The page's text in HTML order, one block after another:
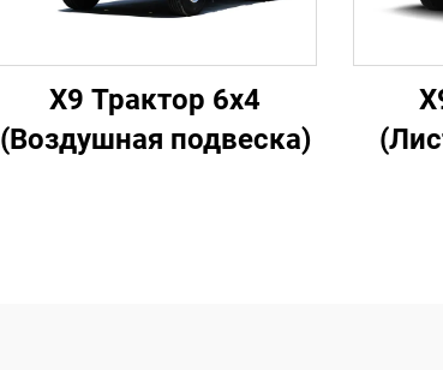
X9 Трактор 6x4
(Воздушная подвеска)